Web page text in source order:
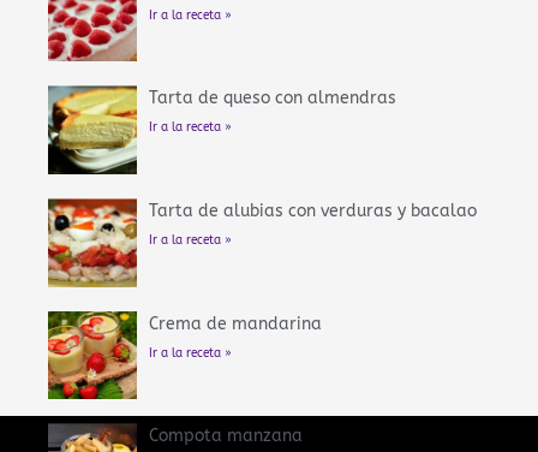
Ir a la receta »
Tarta de queso con almendras
Ir a la receta »
Tarta de alubias con verduras y bacalao
Ir a la receta »
Crema de mandarina
Ir a la receta »
Compota manzana